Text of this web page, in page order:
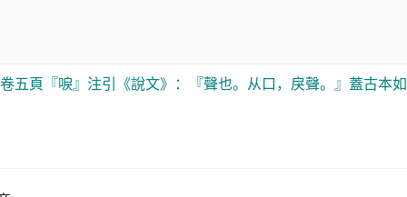
五頁『唳』注引《說文》：『聲也。从口，戾聲。』蓋古本如